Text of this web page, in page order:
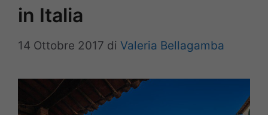
in Italia
14 Ottobre 2017 di Valeria Bellagamba